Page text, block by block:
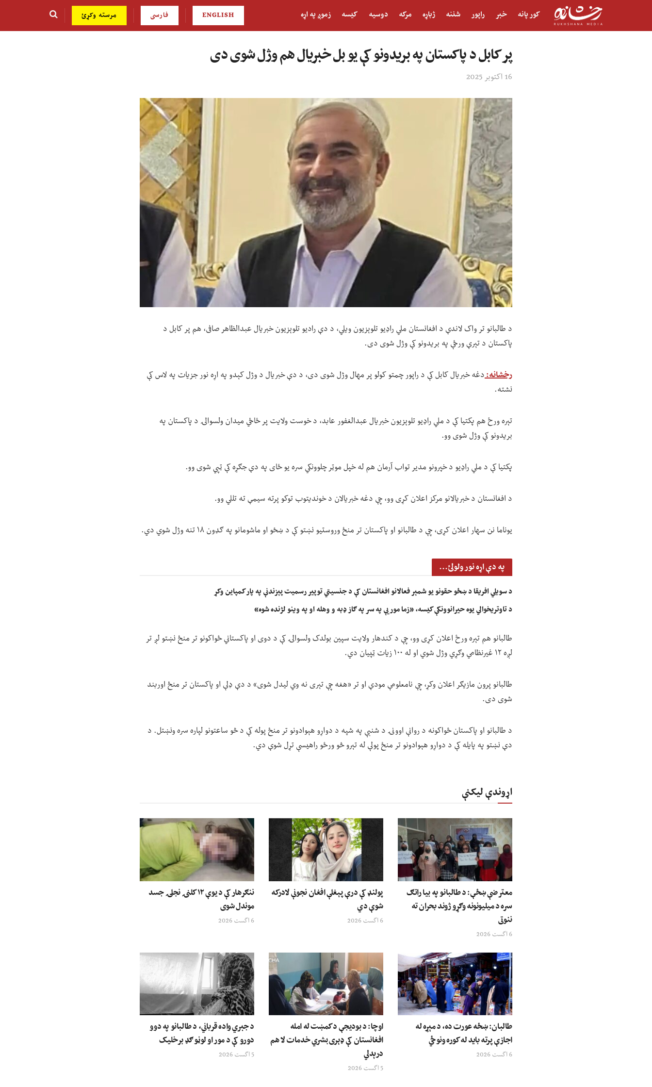
کور پانه خبر راپور شننه ژباړه مرکه دوسیه کیسه زموږ په اړه ENGLISH فارسی مرسته وکړئ
پر کابل د پاکستان په بریدونو کې یو بل خبریال هم وژل شوی دی
16 اکتوبر 2025
د طالبانو تر واک لاندې د افغانستان ملي راډیو تلوېزیون ویلي، د دې رادیو تلوېزیون خبریال عبدالظاهر صافی، هم پر کابل د
پاکستان د تېرې ورځې په بریدونو کې وژل شوی دی.
رخشانه:دغه خبریال کابل کې د راپور چمتو کولو پر مهال وژل شوی دی، د دې خبریال د وژل کېدو په اړه نور جزیات په لاس کې
نشته.
تېره ورځ هم پکتیا کې د ملي راډیو تلوېزیون خبریال عبدالغفور عابد، د خوست ولایت پر ځاځي میدان ولسوالۍ د پاکستان په
بریدونو کې وژل شوی وو.
پکتیا کې د ملي راډیو د خپرونو مدیر تواب آرمان هم له خپل موټر چلوونکي سره یو ځای په دې جګړه کې ټپي شوی وو.
د افغانستان د خبریالانو مرکز اعلان کړی وو، چې دغه خبریالان د خوندیتوب توکو پرته سیمې ته تللي وو.
یوناما نن سهار اعلان کړی، چې د طالبانو او پاکستان تر منځ وروستیو نښتو کې د ښځو او ماشومانو په ګډون ۱۸ تنه وژل شوي دي.
په دې اړه نور ولولئ...
د سویلي افریقا د ښځو حقونو یو شمېر فعالانو افغانستان کې د جنسیتي توپیر رسمیت پېزندنې په پار کمپاین وکړ
د تاوتریخوالي یوه حیرانوونکې کیسه، «زما مور یې په سر په ګاز ډبه و وهله او په وینو لژنده شوه»
طالبانو هم تېره ورځ اعلان کړی وو، چې د کندهار ولایت سپین بولدک ولسوالۍ کې د دوی او پاکستاني ځواکونو تر منځ نښتو لږ تر
لږه ۱۲ غیرنظامي وګړي وژل شوي او له ۱۰۰ زیات ټپیان دي.
طالبانو پرون مازیګر اعلان وکړ، چې نامعلومې مودې او تر «هغه چې تېری نه وي لیدل شوی» د دې ډلې او پاکستان تر منځ اوربند
شوی دی.
د طالبانو او پاکستان ځواکونه د روانې اوونۍ د شنبې په شپه د دواړو هېوادونو تر منځ پوله کې د څو ساعتونو لپاره سره ونښتل. د
دې نښتو په پایله کې د دواړو هېوادونو تر منځ پولې له تېرو څو ورځو راهیسې تړل شوې دي.
اړوندې لیکنې
معترضې ښځې: د طالبانو په بیا راتګ
سره د میلیونونه وګړو ژوند بحران ته
ننوتی
6 اگست 2026
پولنډ کې درې پېغلې افغان نجونې لادرکه
شوې دي
6 اگست 2026
ننګرهار کې د یوې ۱۲ کلنۍ نجلۍ جسد
موندل شوی
6 اگست 2026
طالبان: ښځه عورت ده، د مېړه له
اجازې پرته باید له کوره ونوځي
6 اگست 2026
اوچا: د بودیجې د کمښت له امله
افغانستان کې ډېری بشري خدمات لا هم
درېدلي
5 اگست 2026
د جبري واده قرباني، د طالبانو په دوو
دورو کې د مور او لوڼو ګډ برخلیک
5 اگست 2026